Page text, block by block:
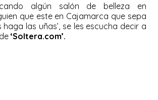
algún salón de belleza en
que este en Cajamarca que sepa
haga las uñas’, se les escucha decir a
‘Soltera.com’.